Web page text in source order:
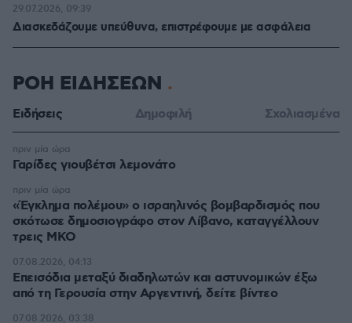
Διασκεδάζουμε υπεύθυνα, επιστρέφουμε με ασφάλεια
29.07.2026, 09:39
ΡΟΗ ΕΙΔΗΣΕΩΝ
Ειδήσεις Δημοφιλή Σχολιασμένα
Γαρίδες γιουβέτσι λεμονάτο
πριν μία ώρα
«Έγκλημα πολέμου» ο ισραηλινός βομβαρδισμός που
σκότωσε δημοσιογράφο στον Λίβανο, καταγγέλλουν
τρεις ΜΚΟ
πριν μία ώρα
Επεισόδια μεταξύ διαδηλωτών και αστυνομικών έξω
από τη Γερουσία στην Αργεντινή, δείτε βίντεο
07.08.2026, 04:13
07.08.2026, 03:38